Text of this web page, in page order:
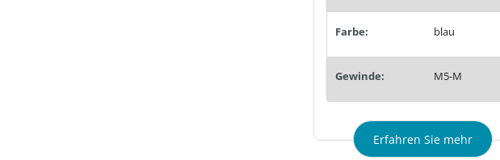
Farbe: blau
Gewinde: M5-M
Erfahren Sie mehr